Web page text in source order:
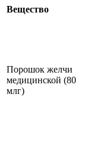
Вещество
Порошок желчи
медицинской (80
млг)